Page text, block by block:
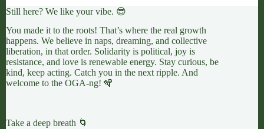
Still here? We like your vibe. 😎
You made it to the roots! That’s where the real growth
happens. We believe in naps, dreaming, and collective
liberation, in that order. Solidarity is political, joy is
resistance, and love is renewable energy. Stay curious, be
kind, keep acting. Catch you in the next ripple. And
welcome to the OGA-ng! 🪇
Take a deep breath 🌀